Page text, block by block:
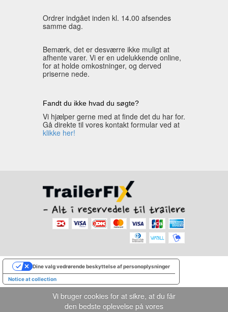
Ordrer indgået inden kl. 14.00 afsendes
samme dag.
Bemærk, det er desværre ikke muligt at
afhente varer. Vi er en udelukkende online,
for at holde omkostninger, og derved
priserne nede.
Fandt du ikke hvad du søgte?
Vi hjælper gerne med at finde det du har for.
Gå direkte til vores kontakt formular ved at
klikke her!
Notice at collection
Dine valg vedrørende beskyttelse af personoplysninger
Vi bruger cookies for at sikre, at du får
den bedste oplevelse på vores